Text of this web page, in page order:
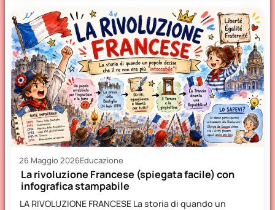
26 Maggio 2026Educazione
La rivoluzione Francese (spiegata facile) con
infografica stampabile
LA RIVOLUZIONE FRANCESE La storia di quando un